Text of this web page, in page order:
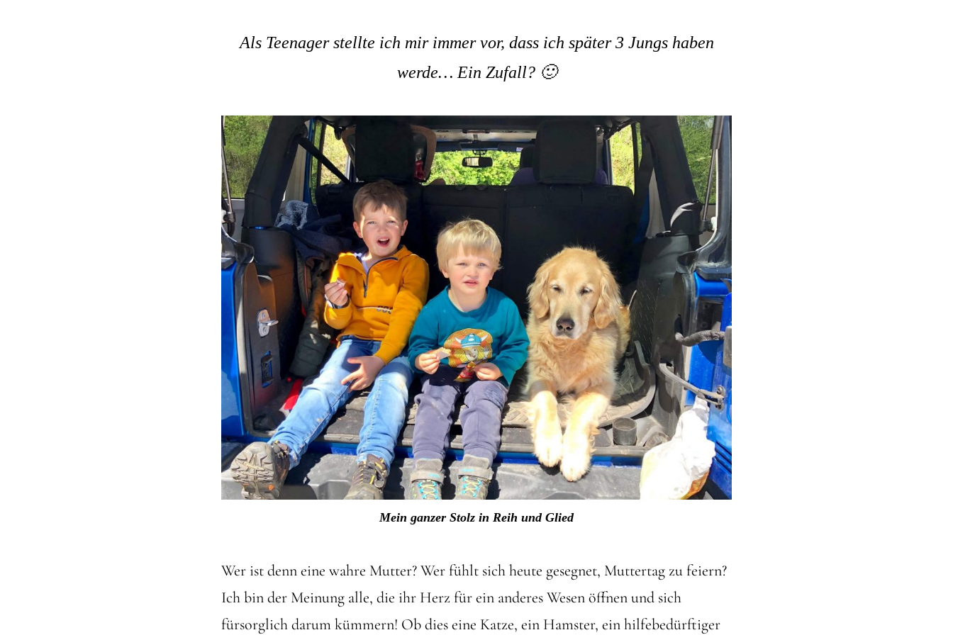
Als Teenager stellte ich mir immer vor, dass ich später 3 Jungs haben
werde… Ein Zufall? 🙂
Mein ganzer Stolz in Reih und Glied
Wer ist denn eine wahre Mutter? Wer fühlt sich heute gesegnet, Muttertag zu feiern?
Ich bin der Meinung alle, die ihr Herz für ein anderes Wesen öffnen und sich
fürsorglich darum kümmern! Ob dies eine Katze, ein Hamster, ein hilfebedürftiger